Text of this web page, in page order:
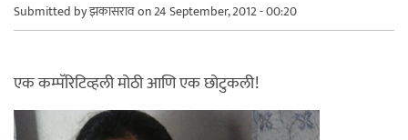
Submitted byझकासरावon 24 September, 2012 - 00:20
एक कम्पॅरिटिव्हली मोठी आणि एक छोटुकली!